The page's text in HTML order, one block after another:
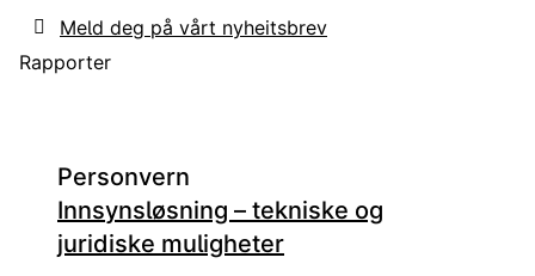
Meld deg på vårt nyheitsbrev
Rapporter
Personvern
Innsynsløsning – tekniske og
juridiske muligheter